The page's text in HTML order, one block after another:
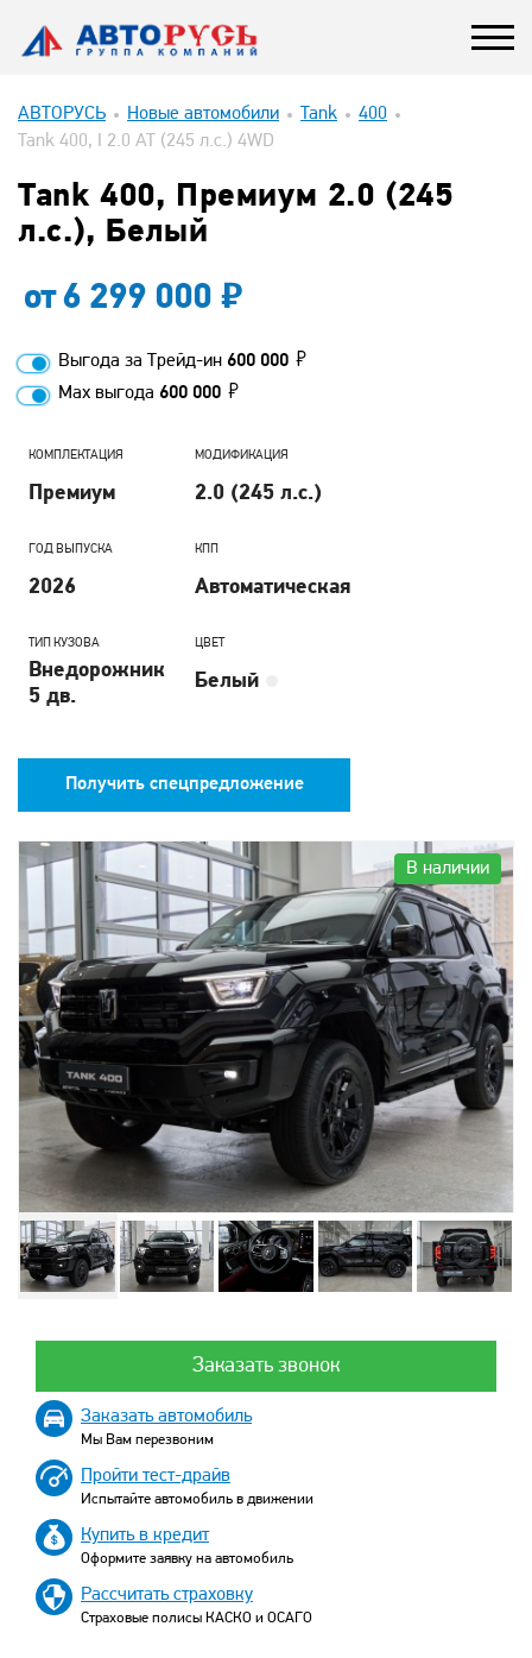
АВТОРУСЬ Новые автомобили Tank
400
Tank 400, I 2.0 AT (245 л.с.) 4WD
Tank 400, Премиум 2.0 (245
л.с.), Белый
от6 299 000
Выгода за Трейд-ин 600 000
Max выгода 600 000
КОМПЛЕКТАЦИЯ
Премиум
МОДИФИКАЦИЯ
2.0 (245 л.с.)
ГОД ВЫПУСКА
2026
КПП
Автоматическая
ТИП КУЗОВА
Внедорожник
5 дв.
ЦВЕТ
Белый
Получить спецпредложение
В наличии
Заказать звонок
Заказать автомобиль
Мы Вам перезвоним
Пройти тест-драйв
Испытайте автомобиль в движении
Купить в кредит
Оформите заявку на автомобиль
Рассчитать страховку
Страховые полисы КАСКО и ОСАГО